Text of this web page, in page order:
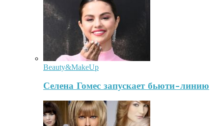
Beauty&MakeUp
Селена Гомес запускает бьюти-линию